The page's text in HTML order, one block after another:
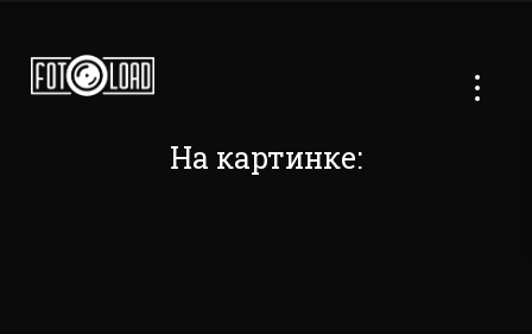
На картинке: